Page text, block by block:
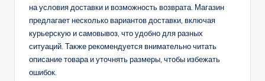
на условия доставки и возможность возврата. Магазин
предлагает несколько вариантов доставки, включая
курьерскую и самовывоз, что удобно для разных
ситуаций. Также рекомендуется внимательно читать
описание товара и уточнять размеры, чтобы избежать
ошибок.